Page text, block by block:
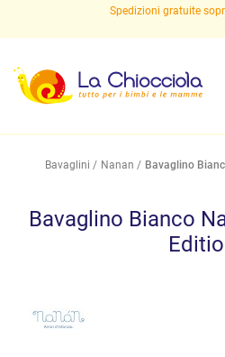
Spedizioni gratuite
Bavaglini Nanan Bavaglino
Bavaglino Bianco